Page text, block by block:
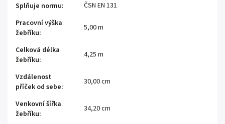
Splňuje normu:
ČSN EN 131
Pracovní výška
žebříku:
5,00 m
Celková délka
žebříku:
4,25 m
Vzdálenost
příček od sebe:
30,00 cm
Venkovní šířka
žebříku:
34,20 cm